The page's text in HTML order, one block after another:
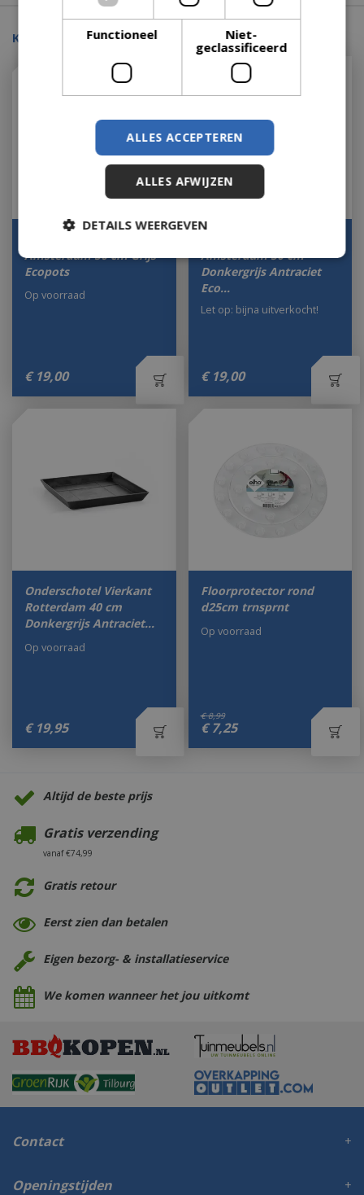
Kijk ook eens naar:
Amsterdam 50 cm Grijs
Ecopots
€ 19,00
Op voorraad
Amsterdam 50 cm
Donkergrijs Antraciet
Eco…
€ 19,00
Let op: bijna uitverkocht!
Onderschotel Vierkant
Rotterdam 40 cm
Donkergrijs Antraciet…
€ 19,95
Op voorraad
Floorprotector rond
d25cm trnsprnt
€ 8,99
€ 7,25
Op voorraad
Altijd de beste prijs
Gratis verzending
vanaf €74,99
Gratis retour
Eerst zien dan betalen
Eigen bezorg- & installatieservice
We komen wanneer het jou uitkomt
Contact
Openingstijden
Functioneel
Niet-
geclassificeerd
ALLES ACCEPTEREN
ALLES AFWIJZEN
DETAILS WEERGEVEN